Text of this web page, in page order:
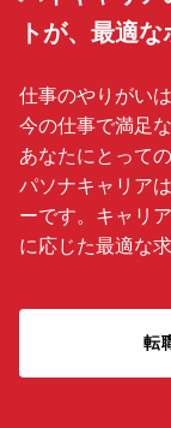
トが、最適
仕事のやりがい
今の仕事で満足
あなたにとって
パソナキャリア
ーです。キャリ
に応じた最適な
転